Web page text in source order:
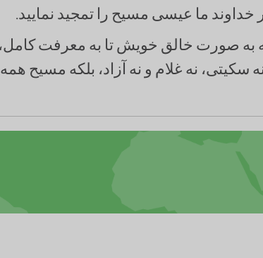
خداوند ما عیسی مسیح را تمجید نمایید.
به صورت خالق خویش تا به معرفت کامل،
نه سکیتی، نه غلام و نه آزاد، بلکه مسیح